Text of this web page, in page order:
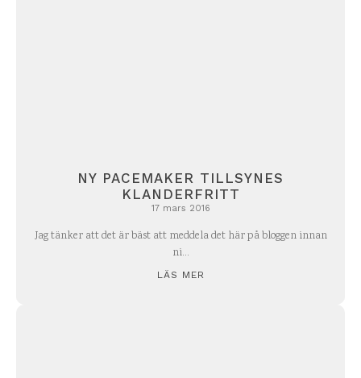
NY PACEMAKER TILLSYNES
KLANDERFRITT
17 mars 2016
Jag tänker att det är bäst att meddela det här på bloggen innan
ni...
LÄS MER